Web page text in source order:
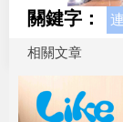
關鍵字：
相關文章